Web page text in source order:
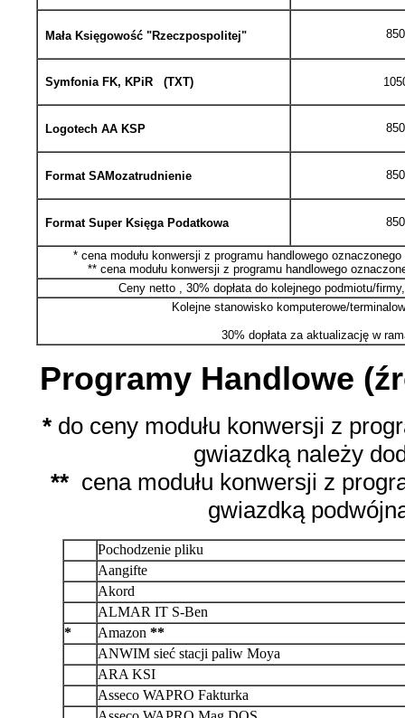
Mała Księgowość "Rzeczpospolitej"
Symfonia FK, KPiR (TXT)
Logotech AA KSP
Format SAMozatrudnienie
Format Super Księga Podatkowa
* cena modułu konwersji z programu handlowego
** cena modułu konwersji z programu handlowego
Ceny netto , 30% dopłata do kolejnego podmiotu/
Kolejne stanowisko komputerowe/
30% dopłata za aktualizację w
Programy Handlowe
* do ceny modułu konwersji z
gwiazdką należy
** cena modułu konwersji z
gwiazdką
Pochodzenie pliku
Aangifte
Akord
ALMAR IT S-Ben
*
Amazon **
ANWIM sieć stacji paliw Moya
ARA KSI
Asseco WAPRO Fakturka